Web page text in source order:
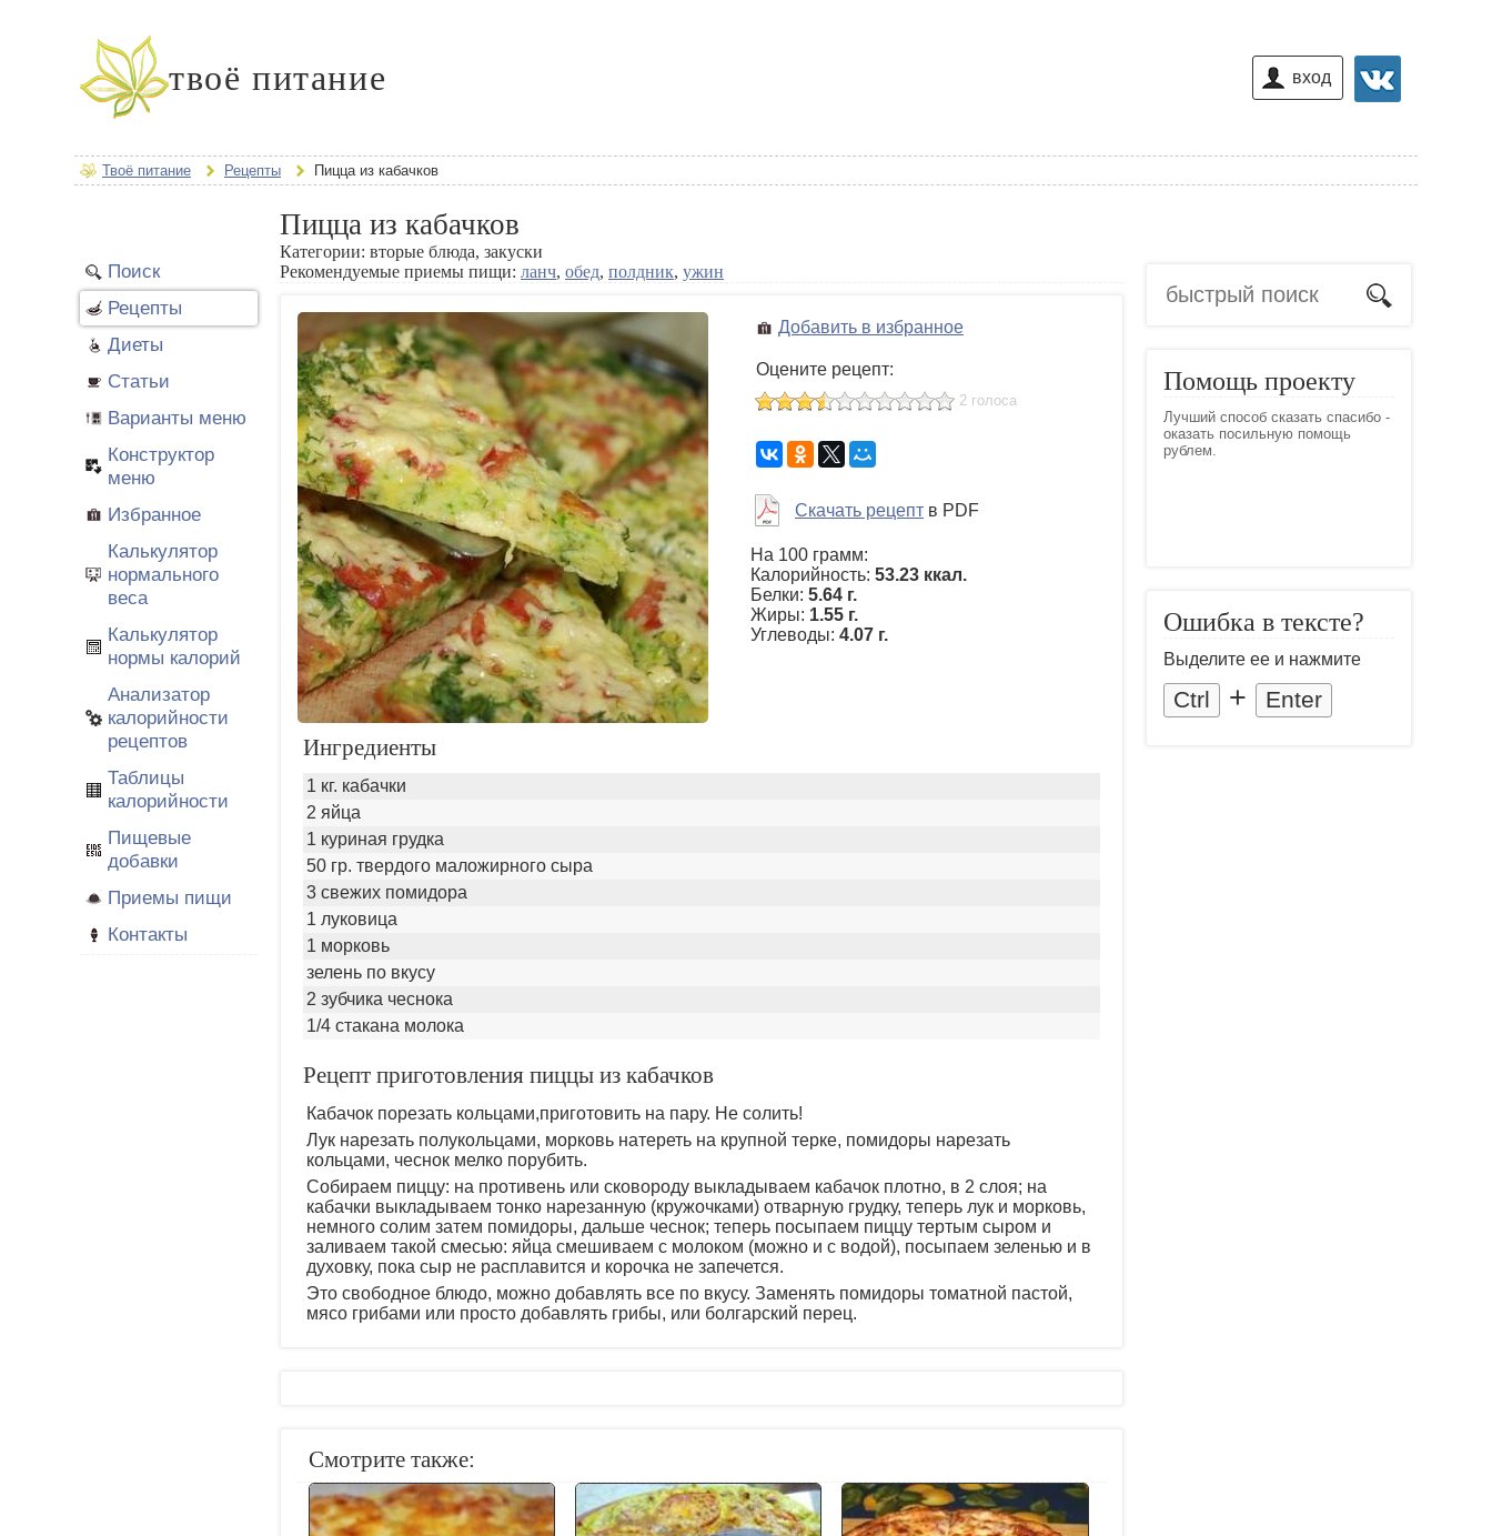
твоё питание вход
Твоё питание Рецепты Пицца из кабачков
Поиск
Рецепты
Диеты
Статьи
Варианты меню
Конструктор
меню
Избранное
Калькулятор
нормального
веса
Калькулятор
нормы калорий
Анализатор
калорийности
рецептов
Таблицы
калорийности
Пищевые
добавки
Приемы пищи
Контакты
Пицца из кабачков
Категории: вторые блюда, закуски
Рекомендуемые приемы пищи: ланч, обед, полдник, ужин
Добавить в избранное
Оцените рецепт:
2 голоса
Скачать рецепт в PDF
На 100 грамм:
Калорийность: 53.23 ккал.
Белки: 5.64 г.
Жиры: 1.55 г.
Углеводы: 4.07 г.
Ингредиенты
1 кг. кабачки
2 яйца
1 куриная грудка
50 гр. твердого маложирного сыра
3 свежих помидора
1 луковица
1 морковь
зелень по вкусу
2 зубчика чеснока
1/4 стакана молока
Рецепт приготовления пиццы из кабачков
Кабачок порезать кольцами,приготовить на пару. Не солить!
Лук нарезать полукольцами, морковь натереть на крупной терке, помидоры нарезать
кольцами, чеснок мелко порубить.
Собираем пиццу: на противень или сковороду выкладываем кабачок плотно, в 2 слоя; на
кабачки выкладываем тонко нарезанную (кружочками) отварную грудку, теперь лук и морковь,
немного солим затем помидоры, дальше чеснок; теперь посыпаем пиццу тертым сыром и
заливаем такой смесью: яйца смешиваем с молоком (можно и с водой), посыпаем зеленью и в
духовку, пока сыр не расплавится и корочка не запечется.
Это свободное блюдо, можно добавлять все по вкусу. Заменять помидоры томатной пастой,
мясо грибами или просто добавлять грибы, или болгарский перец.
Смотрите также:
Помощь проекту
Лучший способ сказать спасибо -
оказать посильную помощь
рублем.
Ошибка в тексте?
Выделите ее и нажмите
Ctrl + Enter